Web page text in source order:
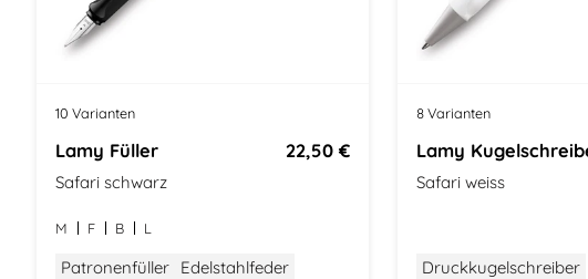
10 Varianten
Lamy Füller 22,50 €
Safari schwarz
M F B L
Patronenfüller Edelstahlfeder
8 Varianten
Lamy
Safari weiss
Druckkugelschreiber